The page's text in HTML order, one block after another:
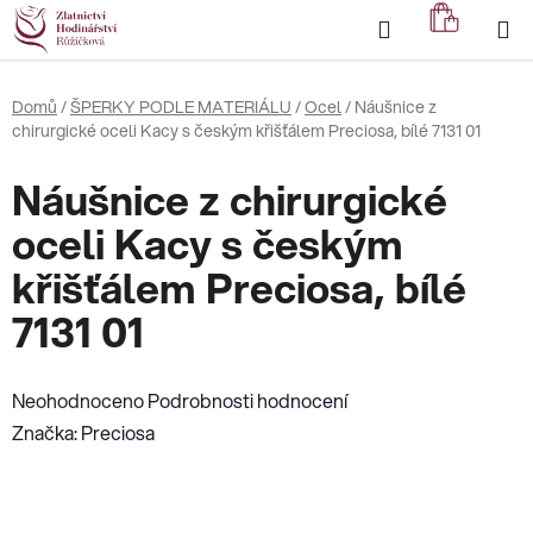
Přejít
na
obsah
Hledat
KOŠÍK
Domů /ŠPERKY PODLE MATERIÁLU /Ocel/ Náušnice z
chirurgické oceli Kacy s českým křišťálem Preciosa, bílé 7131 01
Náušnice z chirurgické
oceli Kacy s českým
křišťálem Preciosa, bílé
7131 01
Průměrné
hodnocení
NeohodnocenoPodrobnosti hodnocení
Značka:Preciosa